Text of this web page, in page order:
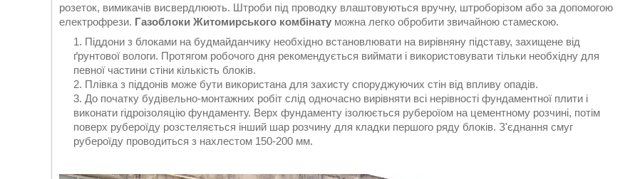
розеток, вимикачів висвердлюють. Штроби під проводку влаштовуються вручну, штроборізом або за допомогою
електрофрези. Газоблоки Житомирського комбінату можна легко обробити звичайною стамескою.
Піддони з блоками на будмайданчику необхідно встановлювати на вирівняну підставу, захищене від
ґрунтової вологи. Протягом робочого дня рекомендується виймати і використовувати тільки необхідну для
певної частини стіни кількість блоків.
Плівка з піддонів може бути використана для захисту споруджуючих стін від впливу опадів.
До початку будівельно-монтажних робіт слід одночасно вирівняти всі нерівності фундаментної плити і
виконати гідроізоляцію фундаменту. Верх фундаменту ізолюється рубероїом на цементному розчині, потім
поверх рубероїду розстеляється інший шар розчину для кладки першого ряду блоків. З'єднання смуг
рубероїду проводиться з нахлестом 150-200 мм.